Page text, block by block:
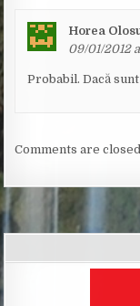
Horea
09/01/2012
Probabil. Dacă
Comments are